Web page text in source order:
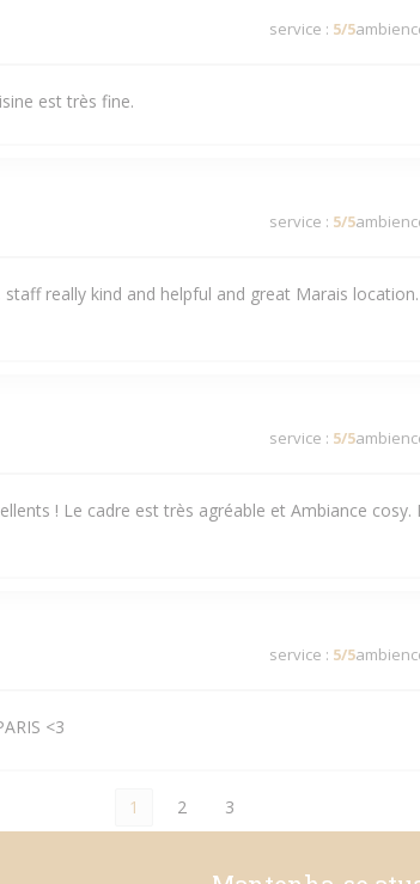
service : 5/5
est très fine.
service : 5/5
really kind and helpful and great Marais
service : 5/5
! Le cadre est très agréable et Ambiance cosy.
service : 5/5
<3
1 2 3